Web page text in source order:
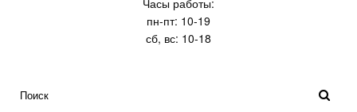
Часы работы:
пн-пт: 10-19
сб, вс: 10-18